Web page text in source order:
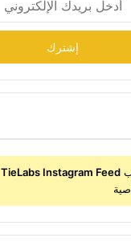
TieLabs Instagram Feed